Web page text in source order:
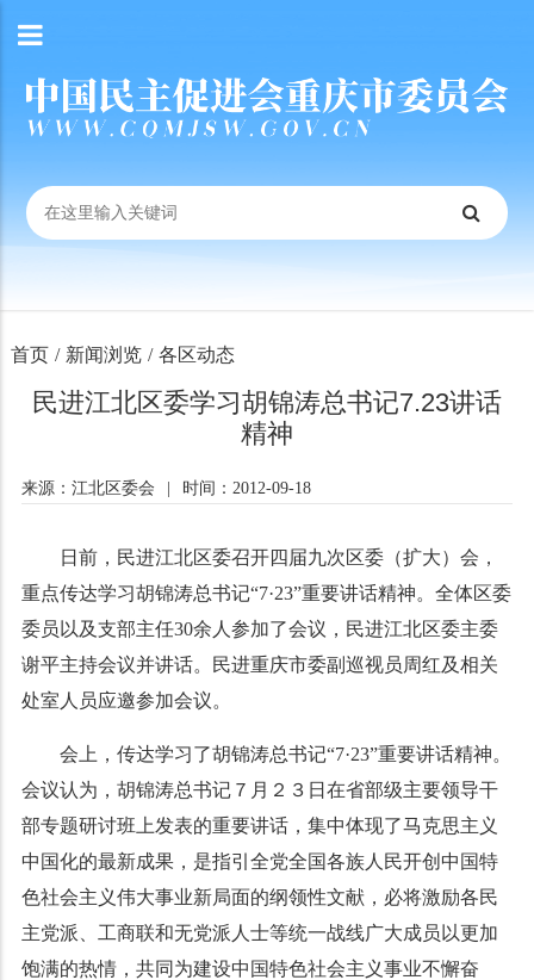
首页 / 新闻浏览 / 各区动态
民进江北区委学习胡锦涛总书记7.23讲话
精神
来源：江北区委会 时间：2012-09-18
日前，民进江北区委召开四届九次区委（扩大）会，
重点传达学习胡锦涛总书记“7·23”重要讲话精神。全体区委
委员以及支部主任30余人参加了会议，民进江北区委主委
谢平主持会议并讲话。民进重庆市委副巡视员周红及相关
处室人员应邀参加会议。
会上，传达学习了胡锦涛总书记“7·23”重要讲话精神。
会议认为，胡锦涛总书记７月２３日在省部级主要领导干
部专题研讨班上发表的重要讲话，集中体现了马克思主义
中国化的最新成果，是指引全党全国各族人民开创中国特
色社会主义伟大事业新局面的纲领性文献，必将激励各民
主党派、工商联和无党派人士等统一战线广大成员以更加
饱满的热情，共同为建设中国特色社会主义事业不懈奋